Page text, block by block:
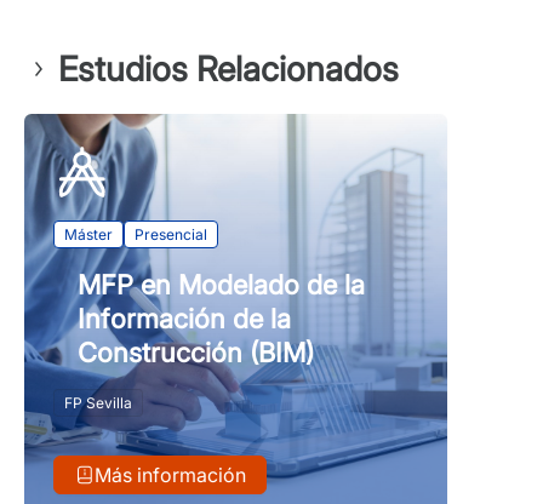
Estudios Relacionados
Máster Presencial
MFP en Modelado de la
Información de la
Construcción (BIM)
FP Sevilla
Más información